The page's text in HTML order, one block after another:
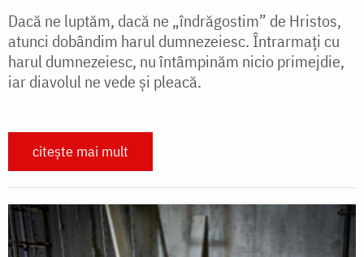
Dacă ne luptăm, dacă ne „îndrăgostim” de Hristos,
atunci dobândim harul dumnezeiesc. Întrarmați cu
harul dumnezeiesc, nu întâmpinăm nicio primejdie,
iar diavolul ne vede și pleacă.
citește mai mult